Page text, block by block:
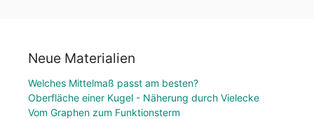
Neue Materialien
Welches Mittelmaß passt am besten?
Oberfläche einer Kugel - Näherung durch Vielecke
Vom Graphen zum Funktionsterm